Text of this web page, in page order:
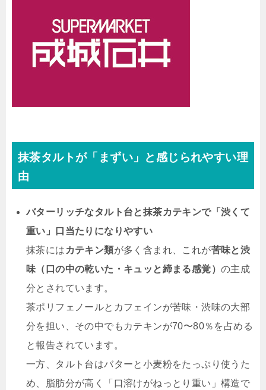
抹茶タルトが「まずい」と感じられやすい理
由
バターリッチなタルト台と抹茶カテキンで「渋くて
重い」口当たりになりやすい
抹茶には カテキン類が多く含まれ、これが苦味と渋
味（口の中の乾いた・キュッと締まる感覚） の主成
分とされています。
茶ポリフェノールとカフェインが苦味・渋味の大部
分を担い、その中でもカテキンが70〜80％を占める
と報告されています。
一方、タルト台はバターと小麦粉をたっぷり使うた
め、脂肪分が高く「口溶けがねっとり重い」構造で